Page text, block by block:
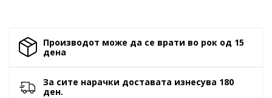
Производот може да се врати во рок од 15
денa
За сите нарачки доставата изнесува 180
ден.